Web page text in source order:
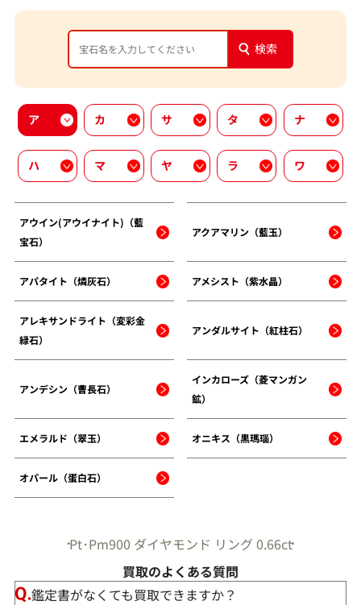
検索
ア カ サ タ ナ
ハ マ ヤ ラ ワ
アウイン(アウイナイト)（藍
宝石）
アクアマリン（藍玉）
アパタイト（燐灰石） アメシスト（紫水晶）
アレキサンドライト（変彩金
緑石）
アンダルサイト（紅柱石）
アンデシン（曹長石）
インカローズ（菱マンガン
鉱）
エメラルド（翠玉） オニキス（黒瑪瑙）
オパール（蛋白石）
Pt･Pm900 ダイヤモンド リング 0.66ct
買取のよくある質問
鑑定書がなくても買取できますか？